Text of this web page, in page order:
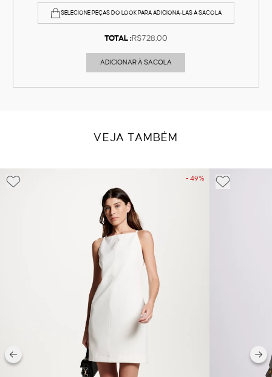
SELECIONE PEÇAS DO LOOK PARA ADICIONÁ-LAS À SACOLA
TOTAL :R$728,00
ADICIONAR À SACOLA
VEJA TAMBÉM
- 49%